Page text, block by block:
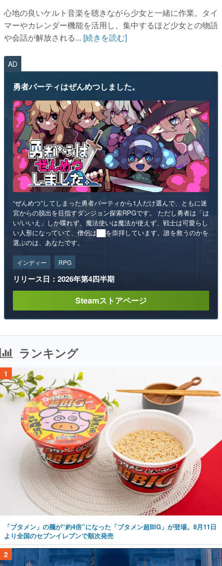
心地の良いケルト音楽を聴きながら少女と一緒に作業。タイ
マーやカレンダー機能を活用し、集中するほど少女との物語
や会話が解放される... [続きを読む]
AD
勇者パーティはぜんめつしました。
“ぜんめつ”してしまった勇者パーティから1人だけ選んで、ともに迷
宮からの脱出を目指すダンジョン探索RPGです。 ただし勇者は「は
い/いいえ」しか喋れず、魔法使いは魔法が使えず、戦士は可愛らし
い人形になっていて、僧侶は██を崇拝しています。誰を救うのかを
選ぶのは、あなたです。
インディー RPG
リリース日：2026年第4四半期
Steamストアページ
ランキング
1
「ブタメン」の麺が“約4倍”になった「ブタメン超BIG」が登場。8月11日
より全国のセブンイレブンで順次発売
2